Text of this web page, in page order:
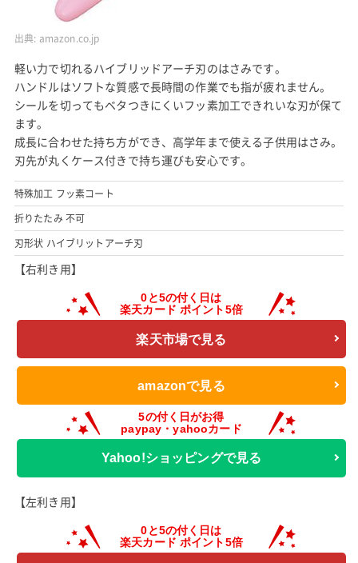
出典: amazon.co.jp
軽い力で切れるハイブリッドアーチ刃のはさみです。
ハンドルはソフトな質感で長時間の作業でも指が疲れません。
シールを切ってもベタつきにくいフッ素加工できれいな刃が保て
ます。
成長に合わせた持ち方ができ、高学年まで使える子供用はさみ。
刃先が丸くケース付きで持ち運びも安心です。
特殊加工 フッ素コート
折りたたみ 不可
刃形状 ハイブリットアーチ刃
【右利き用】
楽天市場で見る
amazonで見る
Yahoo!ショッピングで見る
【左利き用】